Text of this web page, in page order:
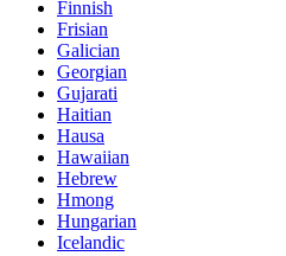
Finnish
Frisian
Galician
Georgian
Gujarati
Haitian
Hausa
Hawaiian
Hebrew
Hmong
Hungarian
Icelandic